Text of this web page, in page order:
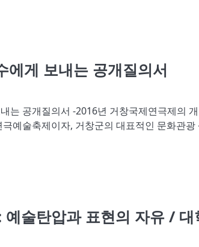
에게 보내는 공개질의서
는 공개질의서 -2016년 거창국제연극제의
예술축제이자, 거창군의 대표적인 문화관
예술탄압과 표현의 자유 / 대